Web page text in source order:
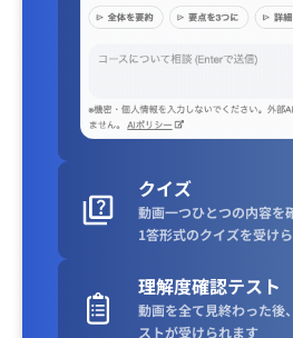
クイズ
動画一つひとつの内容を
1答形式のクイズを受け
理解度確認テスト
動画を全て見終わった後
ストが受けられます